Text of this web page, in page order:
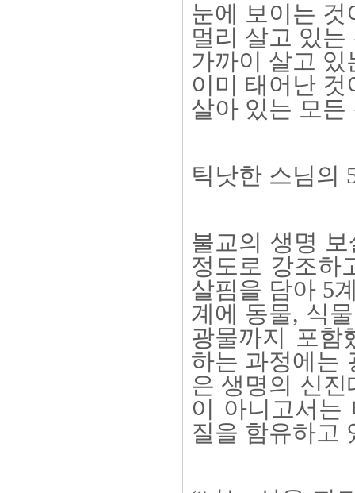
눈에 보이는
멀리 살고 있는
가까이 살고 있
이미 태어난
살아 있는 모든
틱낫한 스님의
불교의 생명
정도로 강조하
살핌을 담아 5
계에 동물, 식
광물까지 포함
하는 과정에는
은 생명의 신
이 아니고서는
질을 함유하고